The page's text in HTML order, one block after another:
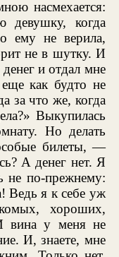
насмехается:
девушку, когда
ему не верила,
не в шутку. И
и отдал мне
как будто не
за что же, когда
Выкупилась
Но делать
билеты, —
А денег нет. Я
не по-прежнему:
Ведь я к себе уж
хороших,
вина у меня не
И, знаете, мне